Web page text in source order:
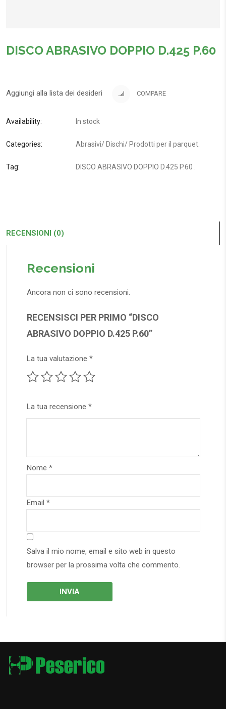
DISCO ABRASIVO DOPPIO D.425 P.60
Aggiungi alla lista dei desideri COMPARE
Availability: In stock
Categories: Abrasivi/ Dischi/ Prodotti per il parquet
Tag: DISCO ABRASIVO DOPPIO D.425 P.60
RECENSIONI (0)
Recensioni
Ancora non ci sono recensioni.
RECENSISCI PER PRIMO “DISCO
ABRASIVO DOPPIO D.425 P.60”
La tua valutazione *
La tua recensione *
Nome *
Email *
Salva il mio nome, email e sito web in questo
browser per la prossima volta che commento.